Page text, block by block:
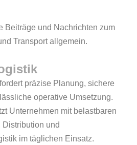
Beiträge und Nachrichten zum
Transport allgemein.
präzise Planung, sichere
operative Umsetzung.
Unternehmen mit belastbaren
Distribution und
im täglichen Einsatz.